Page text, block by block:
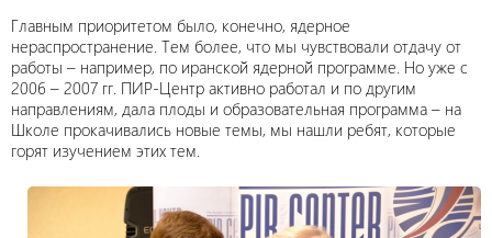
Главным приоритетом было, конечно, ядерное
нераспространение. Тем более, что мы чувствовали отдачу от
работы – например, по иранской ядерной программе. Но уже с
2006 – 2007 гг. ПИР-Центр активно работал и по другим
направлениям, дала плоды и образовательная программа – на
Школе прокачивались новые темы, мы нашли ребят, которые
горят изучением этих тем.